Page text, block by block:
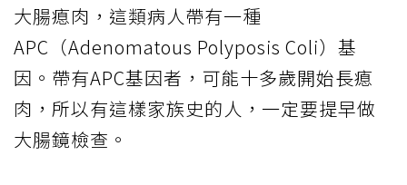
大腸瘜肉，這類病人帶有一種
APC（Adenomatous Polyposis Coli）基
因。帶有APC基因者，可能十多歲開始長瘜
肉，所以有這樣家族史的人，一定要提早做
大腸鏡檢查。